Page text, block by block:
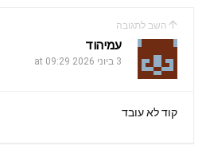
השב לתגובה
עמיהוד
3 ביוני 2026 at 09:29
קוד לא עובד